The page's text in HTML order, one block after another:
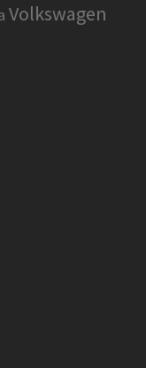
Volkswagen